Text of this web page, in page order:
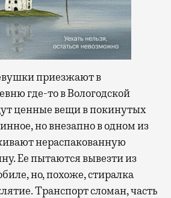
приезжают в
где-то в Вологодской
ценные вещи в покинутых
но внезапно в одном из
нераспакованную
Ее пытаются вывезти из
но, похоже, стиралка
Транспорт сломан, часть